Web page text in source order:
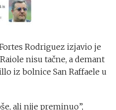
Rodriguez izjavio je
nisu tačne, a demant
iz bolnice San Raffaele u
ali nije preminuo”,